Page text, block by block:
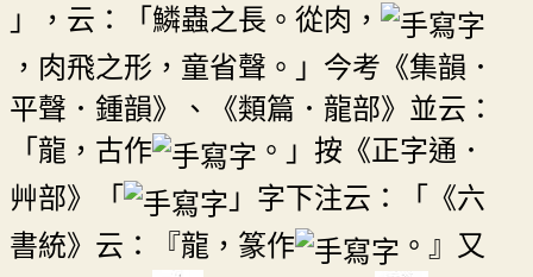
」，云：「鱗蟲之長。從肉，
，肉飛之形，童省聲。」今考《集韻．
平聲．鍾韻》、《類篇．龍部》並云：
「龍，古作
。」按《正字通．
艸部》「
」字下注云：「《六
書統》云：『龍，篆作
。』又